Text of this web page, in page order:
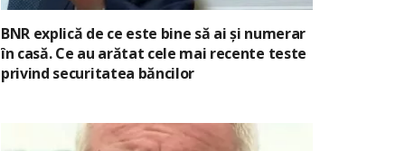
BNR explică de ce este bine să ai și numerar
în casă. Ce au arătat cele mai recente teste
privind securitatea băncilor